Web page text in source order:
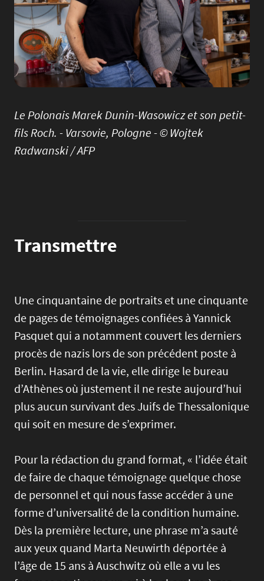
Le Polonais Marek Dunin-Wasowicz et son petit-
fils Roch. - Varsovie, Pologne - © Wojtek
Radwanski / AFP
Transmettre
Une cinquantaine de portraits et une cinquante
de pages de témoignages confiées à Yannick
Pasquet qui a notamment couvert les derniers
procès de nazis lors de son précédent poste à
Berlin. Hasard de la vie, elle dirige le bureau
d’Athènes où justement il ne reste aujourd’hui
plus aucun survivant des Juifs de Thessalonique
qui soit en mesure de s’exprimer.
Pour la rédaction du grand format, « l’idée était
de faire de chaque témoignage quelque chose
de personnel et qui nous fasse accéder à une
forme d’universalité de la condition humaine.
Dès la première lecture, une phrase m’a sauté
aux yeux quand Marta Neuwirth déportée à
l’âge de 15 ans à Auschwitz où elle a vu les